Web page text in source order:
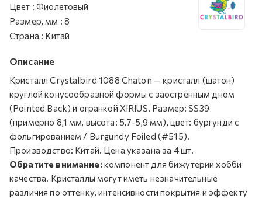
Цвет : Фиолетовый
Размер, мм : 8
Страна : Китай
Описание
Кристалл Crystalbird 1088 Chaton — кристалл (шатон)
круглой конусообразной формы с заострённым дном
(Pointed Back) и огранкой XIRIUS. Размер: SS39
(примерно 8,1 мм, высота: 5,7-5,9 мм), цвет: бургунди с
фольгированием / Burgundy Foiled (#515).
Производство: Китай. Цена указана за 4 шт.
Обратите внимание:компонент для бижутерии хобби
качества. Кристаллы могут иметь незначительные
различия по оттенку, интенсивности покрытия и эффекту